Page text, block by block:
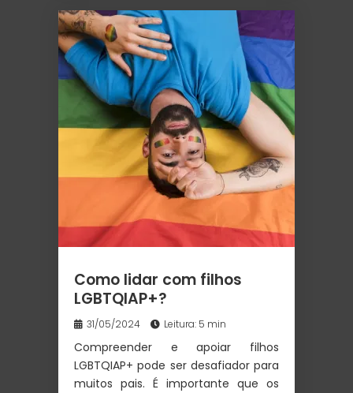
Como lidar com filhos
LGBTQIAP+?
31/05/2024 Leitura: 5 min
Compreender e apoiar filhos
LGBTQIAP+ pode ser desafiador para
muitos pais. É importante que os